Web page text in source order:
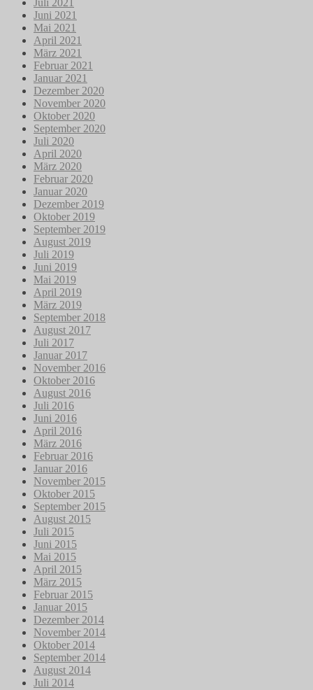
Juli 2021
Juni 2021
Mai 2021
April 2021
März 2021
Februar 2021
Januar 2021
Dezember 2020
November 2020
Oktober 2020
September 2020
Juli 2020
April 2020
März 2020
Februar 2020
Januar 2020
Dezember 2019
Oktober 2019
September 2019
August 2019
Juli 2019
Juni 2019
Mai 2019
April 2019
März 2019
September 2018
August 2017
Juli 2017
Januar 2017
November 2016
Oktober 2016
August 2016
Juli 2016
Juni 2016
April 2016
März 2016
Februar 2016
Januar 2016
November 2015
Oktober 2015
September 2015
August 2015
Juli 2015
Juni 2015
Mai 2015
April 2015
März 2015
Februar 2015
Januar 2015
Dezember 2014
November 2014
Oktober 2014
September 2014
August 2014
Juli 2014